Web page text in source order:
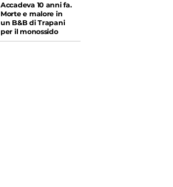
Accadeva 10 anni fa.
Morte e malore in
un B&B di Trapani
per il monossido